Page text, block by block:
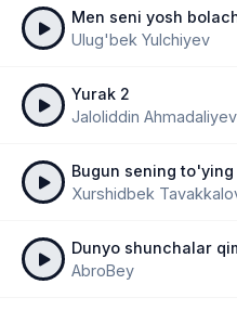
Ulug'bek Yulchiyev
Yurak 2
Jaloliddin Ahmadaliyev
Bugun sening
Xurshidbek
AbroBey